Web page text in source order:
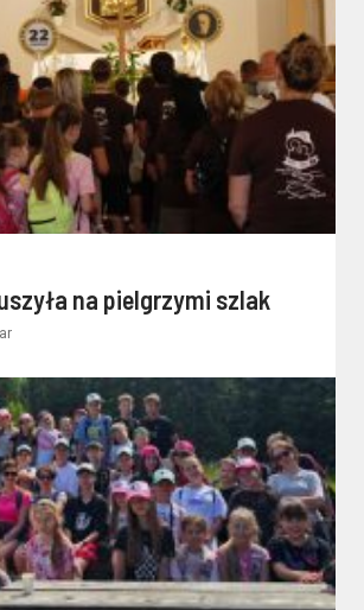
na pielgrzymi szlak